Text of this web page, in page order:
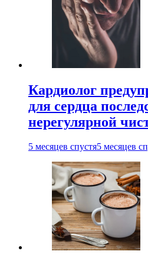
Кардиолог
для сердца
нерегулярной
5 месяцев спустя5 месяцев